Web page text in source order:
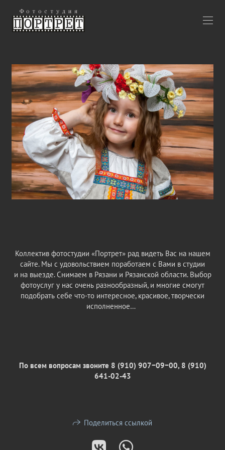
Коллектив фотостудии «Портрет» рад видеть Вас на нашем
сайте. Мы с удовольствием поработаем с Вами в студии
и на выезде. Снимаем в Рязани и Рязанской области. Выбор
фотоуслуг у нас очень разнообразный, и многие смогут
подобрать себе что-то интересное, красивое, творчески
исполненное…
По всем вопросам звоните 8 (910) 907−09−00, 8 (910)
641-02-43
Поделиться ссылкой